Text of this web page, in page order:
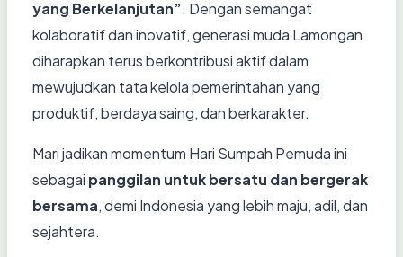
yang Berkelanjutan”. Dengan semangat
kolaboratif dan inovatif, generasi muda Lamongan
diharapkan terus berkontribusi aktif dalam
mewujudkan tata kelola pemerintahan yang
produktif, berdaya saing, dan berkarakter.
Mari jadikan momentum Hari Sumpah Pemuda ini
sebagai panggilan untuk bersatu dan bergerak
bersama, demi Indonesia yang lebih maju, adil, dan
sejahtera.